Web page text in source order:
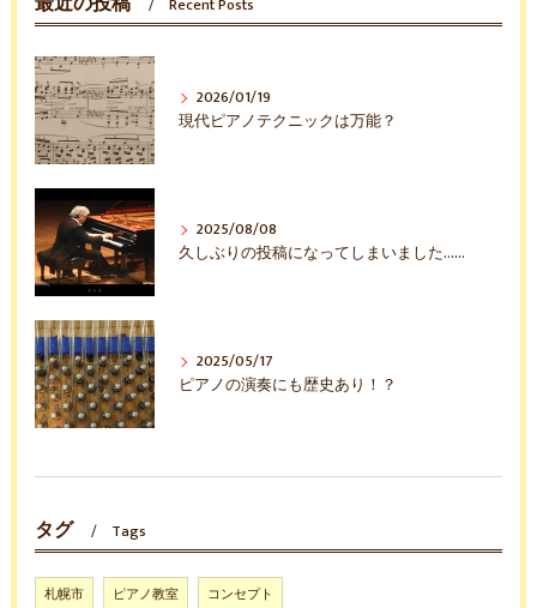
2026/01/19
現代ピアノテクニックは万能？
2025/08/08
久しぶりの投稿になってしまいました……
2025/05/17
ピアノの演奏にも歴史あり！？
タグ Tags
札幌市 ピアノ教室 コンセプト